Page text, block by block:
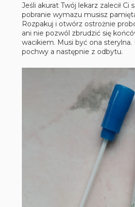
Jeśli akurat Twój lekarz zalecił Ci
pobranie wymazu musisz
Rozpakuj i otwórz ostrożnie
ani nie pozwól zbrudzić się
wacikiem. Musi być ona
pochwy a następnie z odbytu.